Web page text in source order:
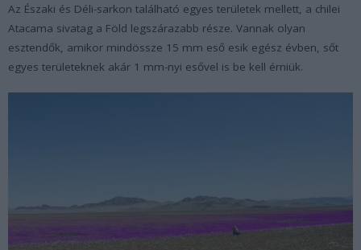
Az Északi és Déli-sarkon található egyes területek mellett, a chilei
Atacama sivatag a Föld legszárazabb része. Vannak olyan
esztendők, amikor mindössze 15 mm eső esik egész évben, sőt
egyes területeknek akár 1 mm-nyi esővel is be kell érniük.